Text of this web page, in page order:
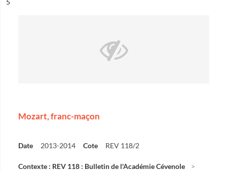
5
Mozart, franc-maçon
Date 2013-2014 Cote REV 118/2
Contexte : REV 118 : Bulletin de l'Académie Cévenole